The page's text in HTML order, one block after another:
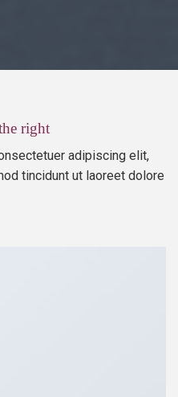
right
adipiscing elit,
tincidunt ut laoreet dolore